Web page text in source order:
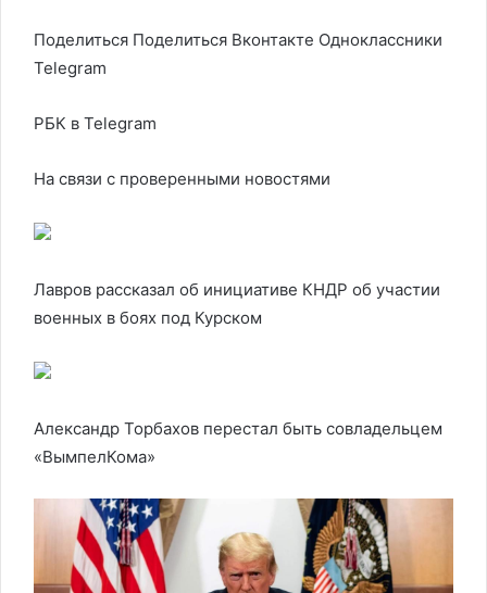
Поделиться Поделиться Вконтакте Одноклассники
Telegram
РБК в Telegram
На связи с проверенными новостями
Лавров рассказал об инициативе КНДР об участии
военных в боях под Курском
Александр Торбахов перестал быть совладельцем
«ВымпелКома»